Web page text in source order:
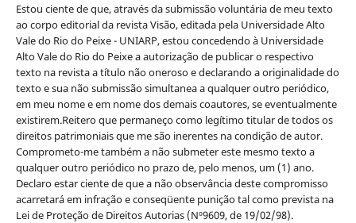
Estou ciente de que, através da submissão voluntária de meu texto
ao corpo editorial da revista Visão, editada pela Universidade Alto
Vale do Rio do Peixe - UNIARP, estou concedendo à Universidade
Alto Vale do Rio do Peixe a autorização de publicar o respectivo
texto na revista a título não oneroso e declarando a originalidade do
texto e sua não submissão simultanea a qualquer outro periódico,
em meu nome e em nome dos demais coautores, se eventualmente
existirem.Reitero que permaneço como legítimo titular de todos os
direitos patrimoniais que me são inerentes na condição de autor.
Comprometo-me também a não submeter este mesmo texto a
qualquer outro periódico no prazo de, pelo menos, um (1) ano.
Declaro estar ciente de que a não observância deste compromisso
acarretará em infração e conseqüente punição tal como prevista na
Lei de Proteção de Direitos Autorias (Nº9609, de 19/02/98).